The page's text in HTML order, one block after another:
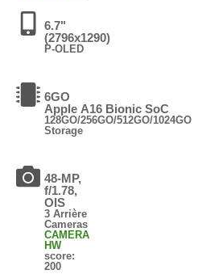
6.7"
(2796x1290)
P-OLED
6GO
Apple A16 Bionic SoC
128GO/256GO/512GO/1024GO
Storage
48-MP,
f/1.78,
OIS
3 Arrière
Cameras
CAMERA
HW
score:
200